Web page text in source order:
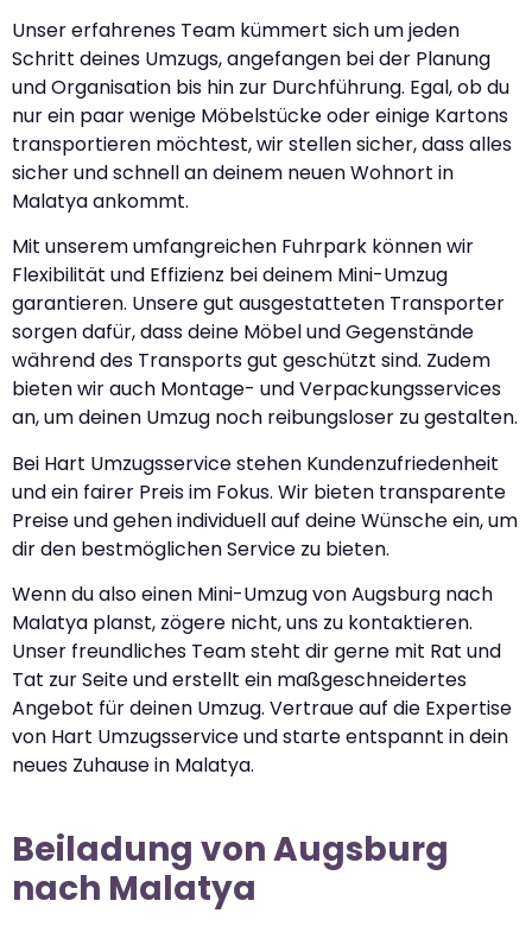
Unser erfahrenes Team kümmert sich um jeden
Schritt deines Umzugs, angefangen bei der Planung
und Organisation bis hin zur Durchführung. Egal, ob du
nur ein paar wenige Möbelstücke oder einige Kartons
transportieren möchtest, wir stellen sicher, dass alles
sicher und schnell an deinem neuen Wohnort in
Malatya ankommt.
Mit unserem umfangreichen Fuhrpark können wir
Flexibilität und Effizienz bei deinem Mini-Umzug
garantieren. Unsere gut ausgestatteten Transporter
sorgen dafür, dass deine Möbel und Gegenstände
während des Transports gut geschützt sind. Zudem
bieten wir auch Montage- und Verpackungsservices
an, um deinen Umzug noch reibungsloser zu gestalten.
Bei Hart Umzugsservice stehen Kundenzufriedenheit
und ein fairer Preis im Fokus. Wir bieten transparente
Preise und gehen individuell auf deine Wünsche ein, um
dir den bestmöglichen Service zu bieten.
Wenn du also einen Mini-Umzug von Augsburg nach
Malatya planst, zögere nicht, uns zu kontaktieren.
Unser freundliches Team steht dir gerne mit Rat und
Tat zur Seite und erstellt ein maßgeschneidertes
Angebot für deinen Umzug. Vertraue auf die Expertise
von Hart Umzugsservice und starte entspannt in dein
neues Zuhause in Malatya.
Beiladung von Augsburg
nach Malatya